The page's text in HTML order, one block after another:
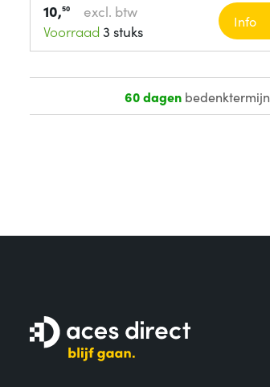
10,50
excl. btw
Voorraad 3 stuks
Info
60 dagenbedenktermijn